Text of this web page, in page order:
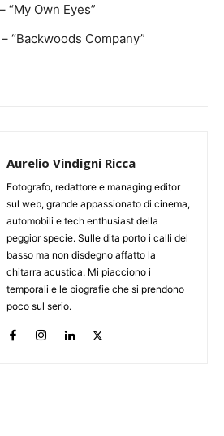
“My Own Eyes”
“Backwoods Company”
Aurelio Vindigni Ricca
Fotografo, redattore e managing editor
sul web, grande appassionato di cinema,
automobili e tech enthusiast della
peggior specie. Sulle dita porto i calli del
basso ma non disdegno affatto la
chitarra acustica. Mi piacciono i
temporali e le biografie che si prendono
poco sul serio.